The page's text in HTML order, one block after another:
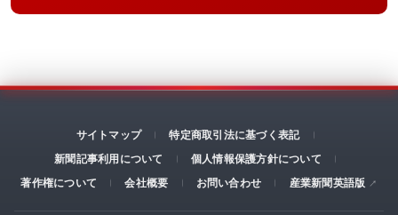
サイトマップ
特定商取引法に基づく表記
新聞記事利用について
個人情報保護方針について
著作権について
会社概要 お問い合わせ 産業新聞英語版